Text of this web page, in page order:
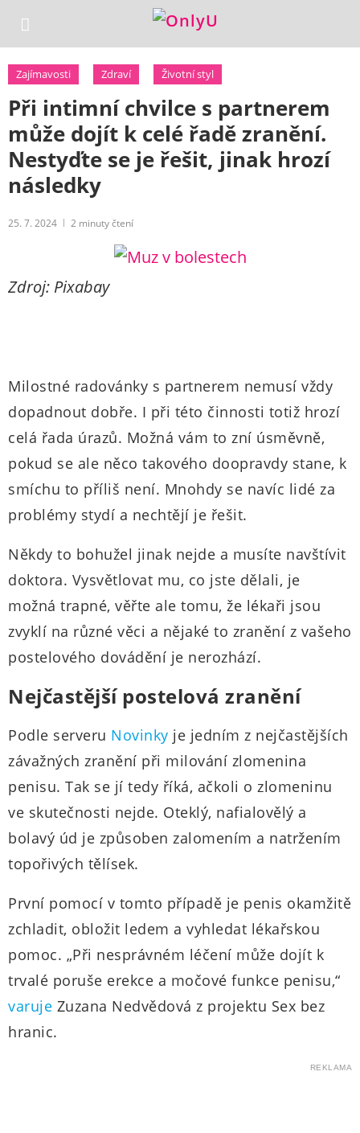
Zajímavosti Zdraví Životní styl
Při intimní chvilce s partnerem
může dojít k celé řadě zranění.
Nestyďte se je řešit, jinak hrozí
následky
25. 7. 2024 2 minuty čtení
Zdroj: Pixabay
Milostné radovánky s partnerem nemusí vždy
dopadnout dobře. I při této činnosti totiž hrozí
celá řada úrazů. Možná vám to zní úsměvně,
pokud se ale něco takového doopravdy stane, k
smíchu to příliš není. Mnohdy se navíc lidé za
problémy stydí a nechtějí je řešit.
Někdy to bohužel jinak nejde a musíte navštívit
doktora. Vysvětlovat mu, co jste dělali, je
možná trapné, věřte ale tomu, že lékaři jsou
zvyklí na různé věci a nějaké to zranění z vašeho
postelového dovádění je nerozhází.
Nejčastější postelová zranění
Podle serveru Novinky je jedním z nejčastějších
závažných zranění při milování zlomenina
penisu. Tak se jí tedy říká, ačkoli o zlomeninu
ve skutečnosti nejde. Oteklý, nafialovělý a
bolavý úd je způsoben zalomením a natržením
topořivých tělísek.
První pomocí v tomto případě je penis okamžitě
zchladit, obložit ledem a vyhledat lékařskou
pomoc. „Při nesprávném léčení může dojít k
trvalé poruše erekce a močové funkce penisu,“
varuje Zuzana Nedvědová z projektu Sex bez
hranic.
REKLAMA